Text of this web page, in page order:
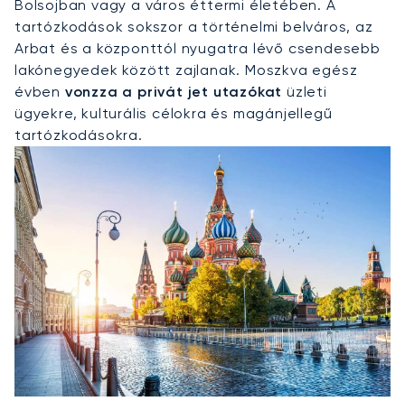
Bolsojban vagy a város éttermi életében. A
tartózkodások sokszor a történelmi belváros, az
Arbat és a központtól nyugatra lévő csendesebb
lakónegyedek között zajlanak. Moszkva egész
évben vonzza a privát jet utazókat üzleti
ügyekre, kulturális célokra és magánjellegű
tartózkodásokra.